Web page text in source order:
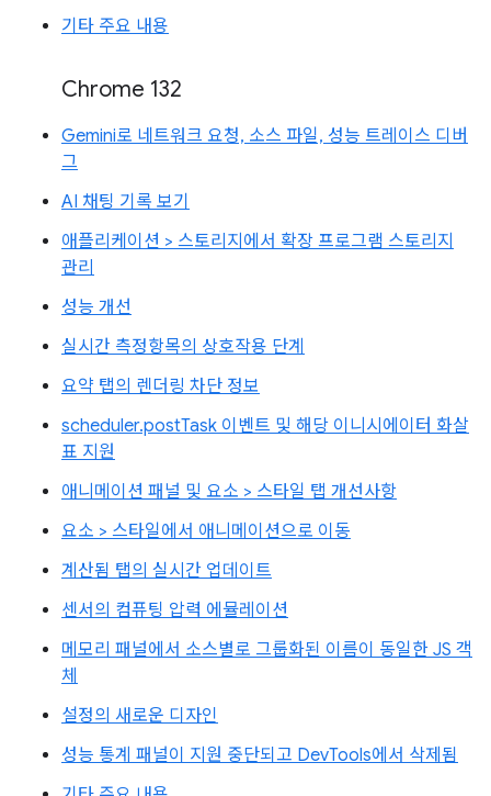
기타 주요 내용
Chrome 132
Gemini로 네트워크 요청, 소스 파일, 성능 트레이스 디버
그
AI 채팅 기록 보기
애플리케이션 > 스토리지에서 확장 프로그램 스토리지
관리
성능 개선
실시간 측정항목의 상호작용 단계
요약 탭의 렌더링 차단 정보
scheduler.postTask 이벤트 및 해당 이니시에이터 화살
표 지원
애니메이션 패널 및 요소 > 스타일 탭 개선사항
요소 > 스타일에서 애니메이션으로 이동
계산됨 탭의 실시간 업데이트
센서의 컴퓨팅 압력 에뮬레이션
메모리 패널에서 소스별로 그룹화된 이름이 동일한 JS 객
체
설정의 새로운 디자인
성능 통계 패널이 지원 중단되고 DevTools에서 삭제됨